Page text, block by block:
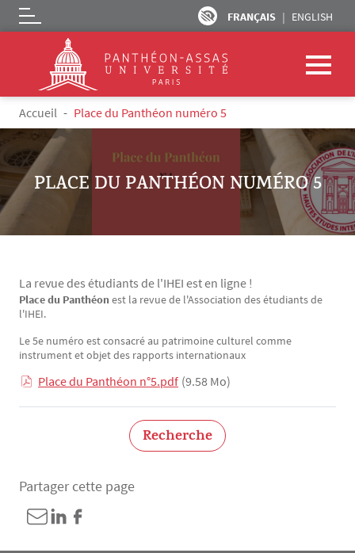
Aller au contenu principal
FRANÇAIS ENGLISH
Logo
Fil d'Ariane
Accueil Place du Panthéon numéro 5
PLACE DU PANTHÉON NUMÉRO 5
La revue des étudiants de l'IHEI est en ligne !
Texte
Place du Panthéonest la revue de l'Association des étudiants de
l'IHEI.
Le 5e numéro est consacré au patrimoine culturel comme
instrument et objet des rapports internationaux
Place du Panthéon n°5.pdf (9.58 Mo)
Recherche
Partager cette page